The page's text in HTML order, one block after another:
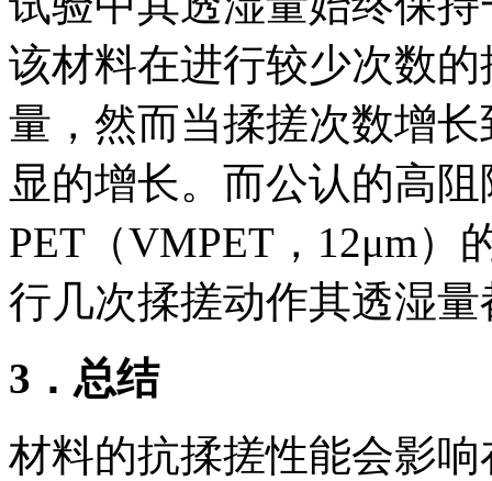
该材料在进行较少次数
量，然而当揉搓次数增
显的增长。而公认的高
PET（VMPET，12μm）
行几次揉搓动作其透湿
3．总结
材料的抗揉搓性能会影